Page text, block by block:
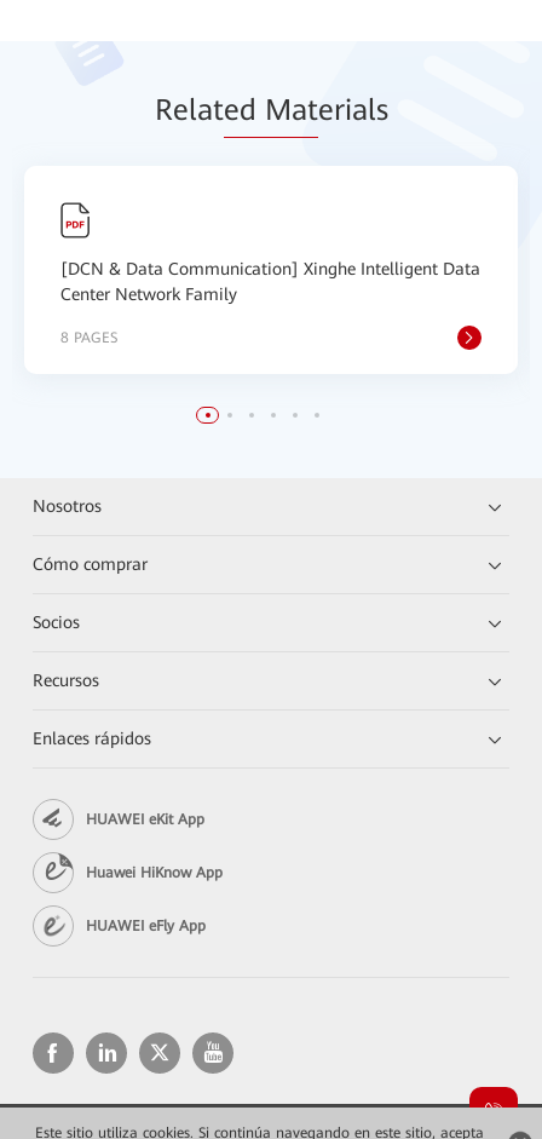
Este sitio utiliza cookies. Si continúa navegando en este sitio, acepta
Related Materials
[DCN & Data Communication] Xinghe Intelligent Data
Center Network Family
8 PAGES
Nosotros
Cómo comprar
Socios
Recursos
Enlaces rápidos
HUAWEI eKit App
Huawei HiKnow App
HUAWEI eFly App
Copyright © 2026 Huawei Technologies Co., Ltd. Todos los derechos reservados.